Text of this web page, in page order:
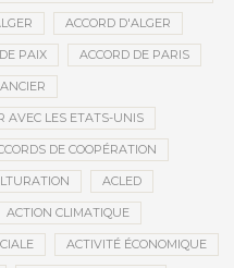
ACCORD D'ALGER
PAIX ACCORD DE PARIS
AVEC LES ETATS-UNIS
DE COOPÉRATION
ACLED
ACTION CLIMATIQUE
ACTIVITÉ ÉCONOMIQUE